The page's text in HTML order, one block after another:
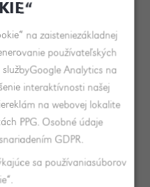
Vždy je
náter
na zaisteniezákladnej
používateľských
Analytics na
interaktívnosti našej
na webovej lokalite
PPG. Osobné údaje
GDPR.
sa používaniasúborov